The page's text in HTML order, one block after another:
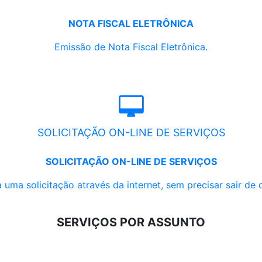
NOTA FISCAL ELETRÔNICA
Emissão de Nota Fiscal Eletrônica.
SOLICITAÇÃO ON-LINE DE SERVIÇOS
SOLICITAÇÃO ON-LINE DE SERVIÇOS
uma solicitação através da internet, sem precisar sair de
SERVIÇOS POR ASSUNTO